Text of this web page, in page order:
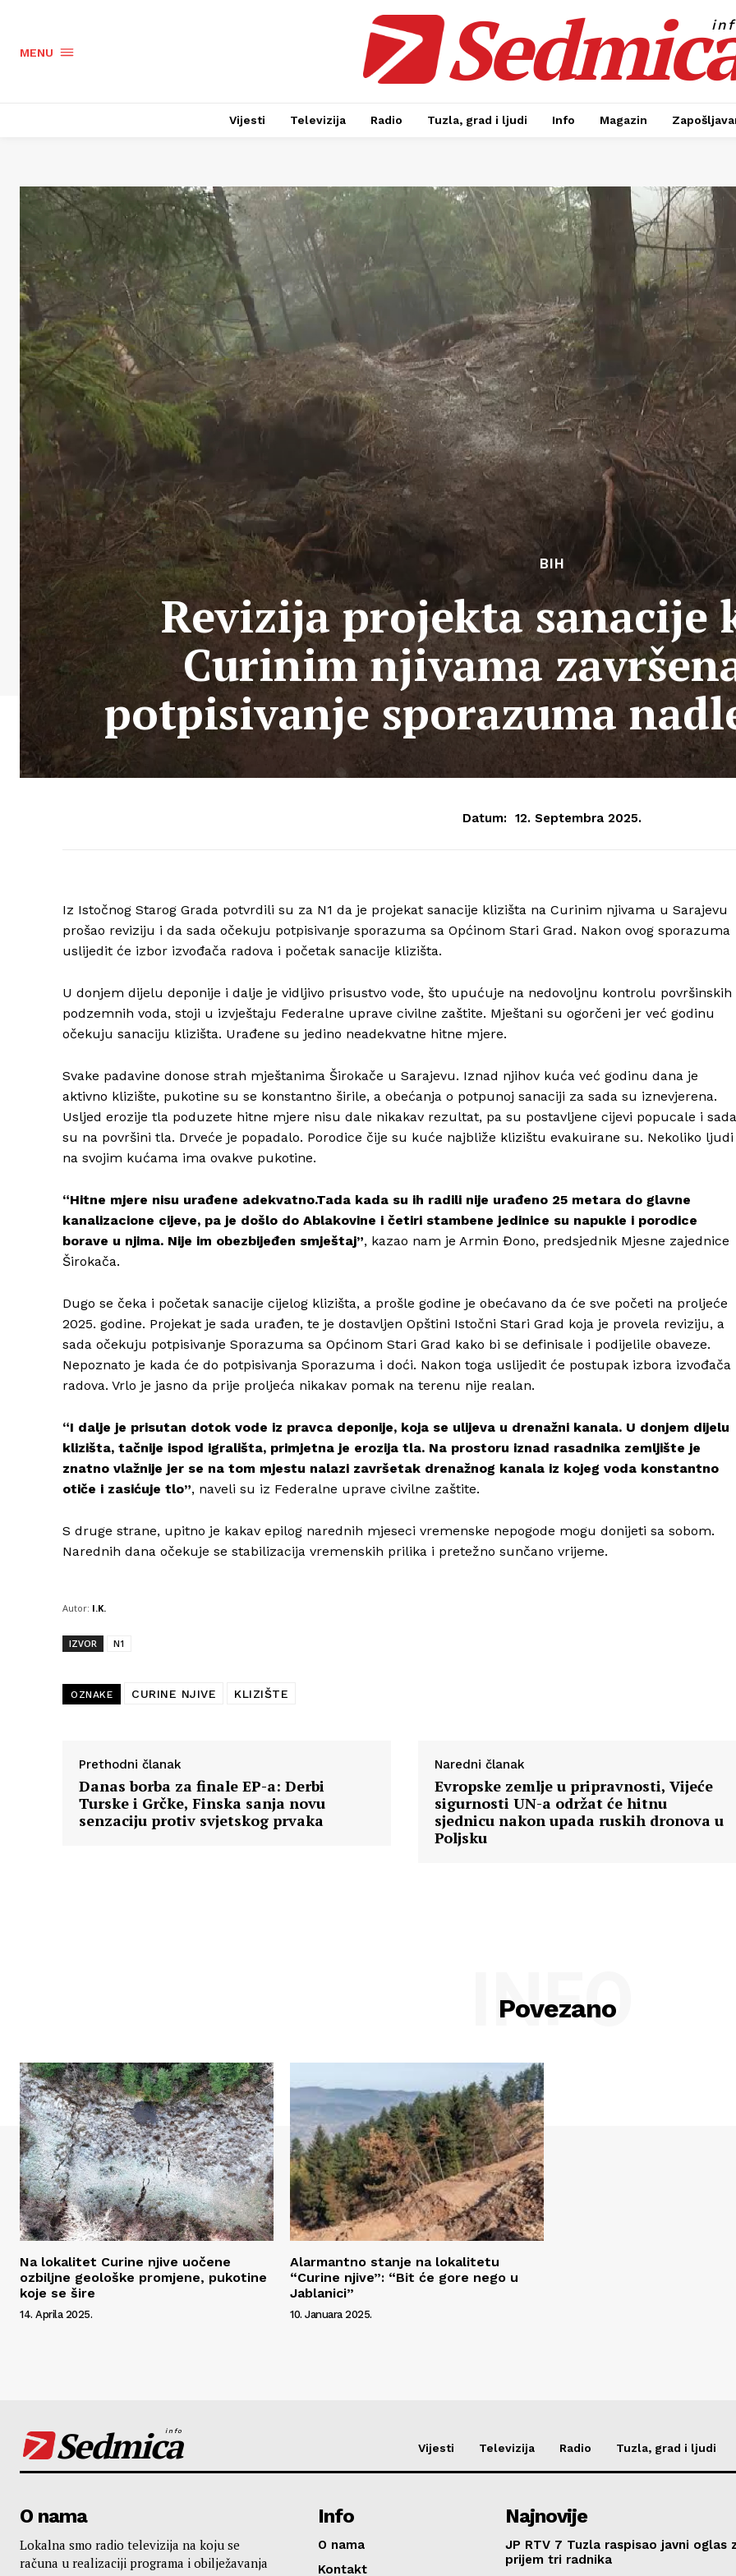
Info
Kontakt
Impressum
MENU
Vijesti Televizija Radio Tuzla, grad i ljudi Info Magazin
BIH
Revizija projekta sanacije
Curinim njivama
potpisivanje sporazuma
Datum: 12. Septembra 2025.
Iz Istočnog Starog Grada potvrdili su za N1 da je projekat sanacije klizišta na Curinim njivama u Sarajevu
prošao reviziju i da sada očekuju potpisivanje sporazuma sa Općinom Stari Grad. Nakon ovog sporazuma
uslijedit će izbor izvođača radova i početak sanacije klizišta.
U donjem dijelu deponije i dalje je vidljivo prisustvo vode, što upućuje na nedovoljnu kontrolu površinskih
podzemnih voda, stoji u izvještaju Federalne uprave civilne zaštite. Mještani su ogorčeni jer već godinu
očekuju sanaciju klizišta. Urađene su jedino neadekvatne hitne mjere.
Svake padavine donose strah mještanima Širokače u Sarajevu. Iznad njihov kuća već godinu dana je
aktivno klizište, pukotine su se konstantno širile, a obećanja o potpunoj sanaciji za sada su iznevjerena.
Usljed erozije tla poduzete hitne mjere nisu dale nikakav rezultat, pa su postavljene cijevi popucale i sada
su na površini tla. Drveće je popadalo. Porodice čije su kuće najbliže klizištu evakuirane su. Nekoliko ljudi
na svojim kućama ima ovakve pukotine.
“Hitne mjere nisu urađene adekvatno.Tada kada su ih radili nije urađeno 25 metara do glavne
kanalizacione cijeve, pa je došlo do Ablakovine i četiri stambene jedinice su napukle i porodice
borave u njima. Nije im obezbijeđen smještaj”, kazao nam je Armin Đono, predsjednik Mjesne zajednice
Širokača.
Dugo se čeka i početak sanacije cijelog klizišta, a prošle godine je obećavano da će sve početi na proljeće
2025. godine. Projekat je sada urađen, te je dostavljen Opštini Istočni Stari Grad koja je provela reviziju, a
sada očekuju potpisivanje Sporazuma sa Općinom Stari Grad kako bi se definisale i podijelile obaveze.
Nepoznato je kada će do potpisivanja Sporazuma i doći. Nakon toga uslijedit će postupak izbora izvođača
radova. Vrlo je jasno da prije proljeća nikakav pomak na terenu nije realan.
“I dalje je prisutan dotok vode iz pravca deponije, koja se ulijeva u drenažni kanala. U donjem dijelu
klizišta, tačnije ispod igrališta, primjetna je erozija tla. Na prostoru iznad rasadnika zemljište je
znatno vlažnije jer se na tom mjestu nalazi završetak drenažnog kanala iz kojeg voda konstantno
otiče i zasićuje tlo”, naveli su iz Federalne uprave civilne zaštite.
S druge strane, upitno je kakav epilog narednih mjeseci vremenske nepogode mogu donijeti sa sobom.
Narednih dana očekuje se stabilizacija vremenskih prilika i pretežno sunčano vrijeme.
Autor: I.K.
IZVOR N1
OZNAKE CURINE NJIVE KLIZIŠTE
Prethodni članak
Danas borba za finale EP-a: Derbi
Turske i Grčke, Finska sanja novu
senzaciju protiv svjetskog prvaka
Naredni članak
Evropske zemlje u pripravnosti, Vijeće
sigurnosti UN-a održat će hitnu
sjednicu nakon upada ruskih dronova u
Poljsku
Povezano
INFO
Na lokalitet Curine njive uočene
ozbiljne geološke promjene, pukotine
koje se šire
14. Aprila 2025.
Alarmantno stanje na lokalitetu
“Curine njive”: “Bit će gore nego u
Jablanici”
10. Januara 2025.
Sedmica
info
Vijesti Televizija Radio Tuzla, grad i ljudi
O nama
Lokalna smo radio televizija na koju se
računa u realizaciji programa i obilježavanja
Info
O nama
Kontakt
Najnovije
JP RTV 7 Tuzla raspisao javni oglas
prijem tri radnika